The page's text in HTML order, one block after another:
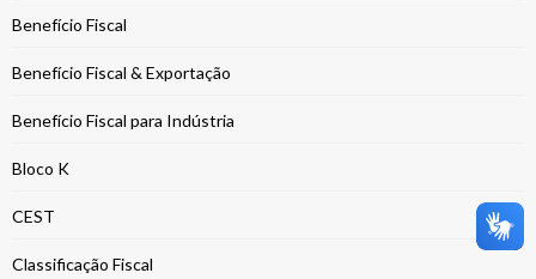
Benefício Fiscal
Benefício Fiscal & Exportação
Benefício Fiscal para Indústria
Bloco K
CEST
Classificação Fiscal